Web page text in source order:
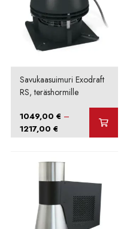
Savukaasuimuri Exodraft
RS, teräshormille
1049,00€ –
1217,00€
1049,00 €
1217,00 €